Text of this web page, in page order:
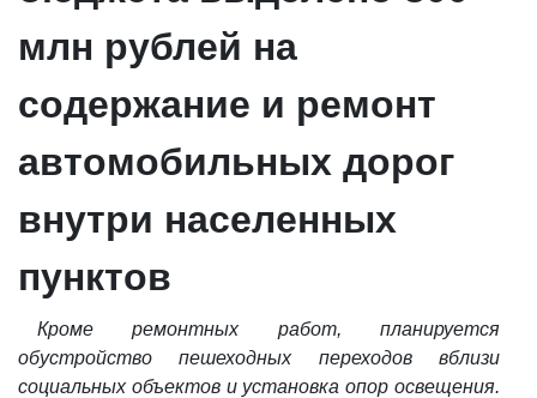
млн рублей на
содержание и ремонт
автомобильных дорог
внутри населенных
пунктов
Кроме ремонтных работ, планируется
обустройство пешеходных переходов вблизи
социальных объектов и установка опор освещения.